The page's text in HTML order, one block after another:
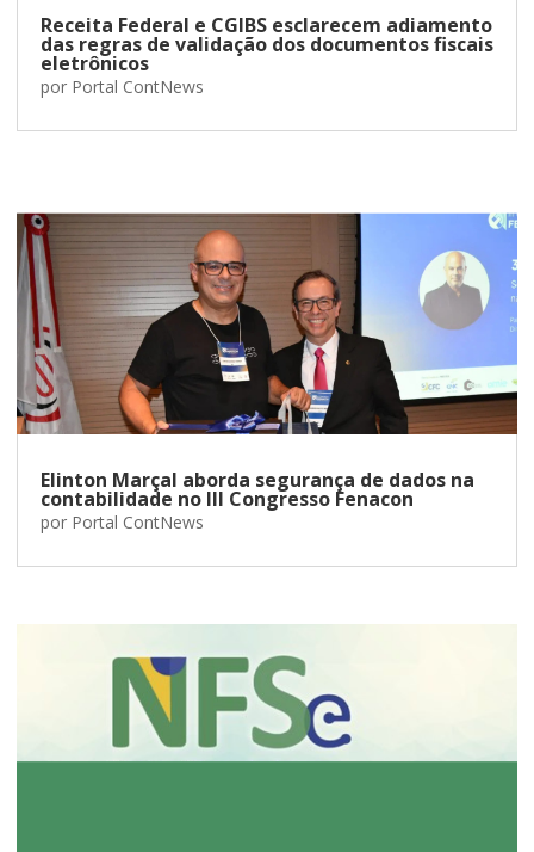
Receita Federal e CGIBS esclarecem adiamento
das regras de validação dos documentos fiscais
eletrônicos
por Portal ContNews
Elinton Marçal aborda segurança de dados na
contabilidade no III Congresso Fenacon
por Portal ContNews